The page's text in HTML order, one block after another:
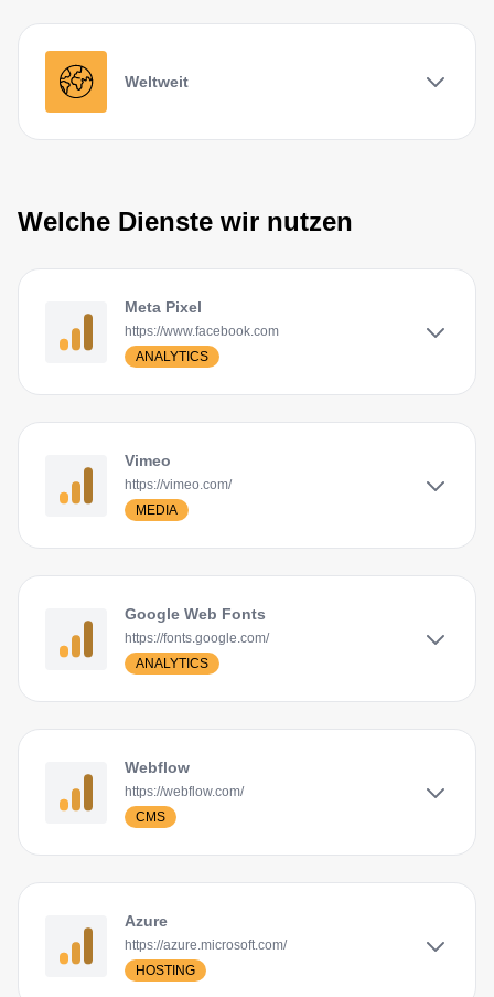
Weltweit
Welche Dienste wir nutzen
Meta Pixel
https://www.facebook.com
ANALYTICS
Vimeo
https://vimeo.com/
MEDIA
Google Web Fonts
https://fonts.google.com/
ANALYTICS
Webflow
https://webflow.com/
CMS
Azure
https://azure.microsoft.com/
HOSTING